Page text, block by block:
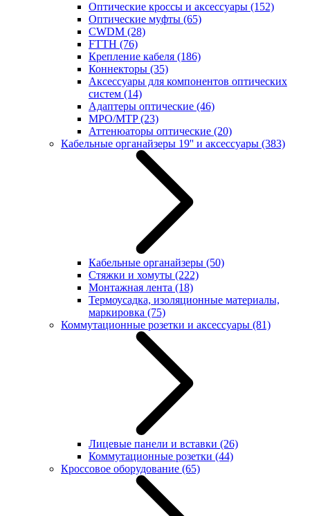
Оптические кроссы и аксессуары (152)
Оптические муфты (65)
CWDM (28)
FTTH (76)
Крепление кабеля (186)
Коннекторы (35)
Аксессуары для компонентов оптических
систем (14)
Адаптеры оптические (46)
MPO/MTP(23)
Аттенюаторы оптические (20)
Кабельные органайзеры 19'' и аксессуары (383)
Кабельные органайзеры (50)
Стяжки и хомуты (222)
Монтажная лента (18)
Термоусадка, изоляционные материалы,
маркировка (75)
Коммутационные розетки и аксессуары (81)
Лицевые панели и вставки (26)
Коммутационные розетки (44)
Кроссовое оборудование (65)